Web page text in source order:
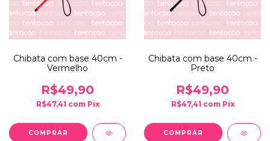
Chibata com base 40cm -
Vermelho
R$49,90
R$47,41 com Pix
Chibata com base 40cm -
Preto
R$49,90
R$47,41 com Pix